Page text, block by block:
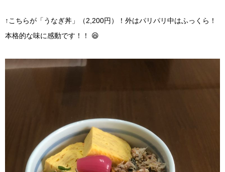
↑こちらが「うなぎ丼」（2,200円）！外はパリパリ中はふっくら！
本格的な味に感動です！！ 😆